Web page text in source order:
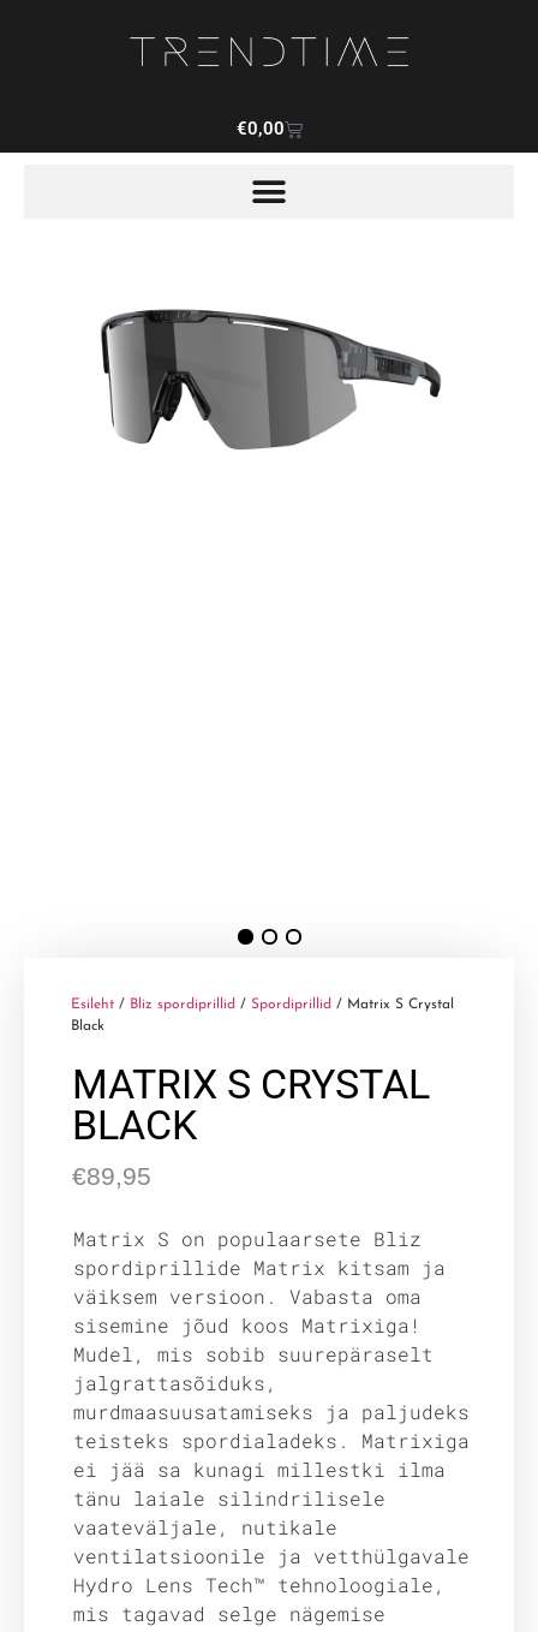
€0,00
Esileht / Bliz spordiprillid / Spordiprillid / Matrix S Crystal
Black
MATRIX S CRYSTAL
BLACK
€89,95
Matrix S on populaarsete Bliz
spordiprillide Matrix kitsam ja
väiksem versioon. Vabasta oma
sisemine jõud koos Matrixiga!
Mudel, mis sobib suurepäraselt
jalgrattasõiduks,
murdmaasuusatamiseks ja paljudeks
teisteks spordialadeks. Matrixiga
ei jää sa kunagi millestki ilma
tänu laiale silindrilisele
vaateväljale, nutikale
ventilatsioonile ja vetthülgavale
Hydro Lens Tech™ tehnoloogiale,
mis tagavad selge nägemise